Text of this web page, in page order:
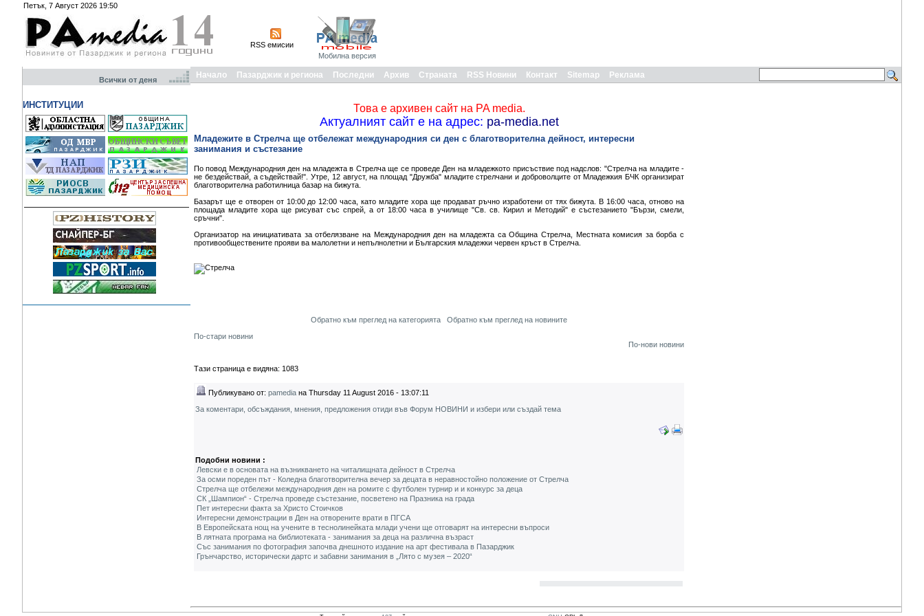
Петък, 7 Август 2026 19:50
RSS емисии
Мобилна версия
Всички от деня
ИНСТИТУЦИИ
Начало Пазарджик и региона Последни Архив Страната RSS Новини Контакт Sitemap Реклама
Това е архивен сайт на PA media.
Актуалният сайт е на адрес: pa-media.net
Младежите в Стрелча ще отбележат международния си ден с благотворителна дейност, интересни
занимания и състезание
По повод Международния ден на младежта в Стрелча ще се проведе Ден на младежкото присъствие под надслов: "Стрелча на младите -
не бездействай, а съдействай!". Утре, 12 август, на площад "Дружба" младите стрелчани и доброволците от Младежкия БЧК организират
благотворителна работилница базар на бижута.
Базарът ще е отворен от 10:00 до 12:00 часа, като младите хора ще продават ръчно изработени от тях бижута. В 16:00 часа, отново на
площада младите хора ще рисуват със спрей, а от 18:00 часа в училище "Св. св. Кирил и Методий" е състезанието "Бързи, смели,
сръчни".
Организатор на инициативата за отбелязване на Международния ден на младежта са Община Стрелча, Местната комисия за борба с
противообществените прояви ва малолетни и непълнолетни и Българския младежки червен кръст в Стрелча.
Обратно към преглед на категорията
Обратно към преглед на новините
По-стари новини
По-нови новини
Тази страница е видяна: 1083
Публикувано от: pamedia на Thursday 11 August 2016 - 13:07:11
За коментари, обсъждания, мнения, предложения отиди във Форум НОВИНИ и избери или създай тема
Подобни новини :
Левски е в основата на възникването на читалищната дейност в Стрелча
За осми пореден път - Коледна благотворителна вечер за децата в неравностойно положение от Стрелча
Стрелча ще отбележи международния ден на ромите с футболен турнир и и конкурс за деца
СК „Шампион“ - Стрелча проведе състезание, посветено на Празника на града
Пет интересни факта за Христо Стоичков
Интересни демонстрации в Ден на отворените врати в ПГСА
В Европейската нощ на учените в теснолинейката млади учени ще отговарят на интересни въпроси
В лятната програма на библиотеката - занимания за деца на различна възраст
Със занимания по фотография започва днешното издание на арт фестивала в Пазарджик
Грънчарство, исторически дартс и забавни занимания в „Лято с музея – 2020“